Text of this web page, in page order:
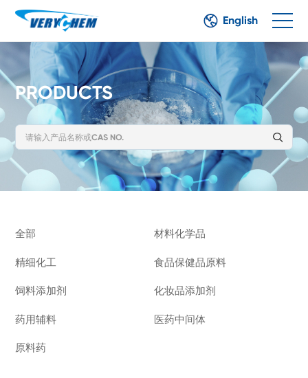
English
PRODUCTS
全部 材料化学品
精细化工 食品保健品原料
饲料添加剂 化妆品添加剂
药用辅料 医药中间体
原料药